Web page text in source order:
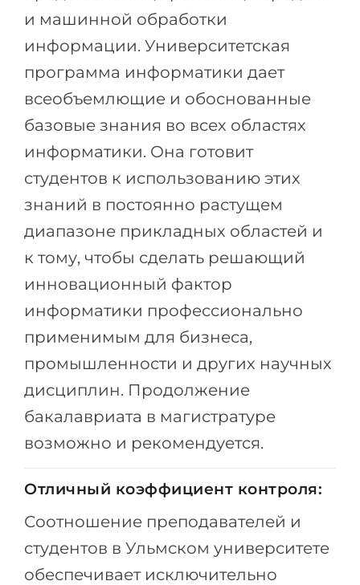
Города
Профессии
Специальности
Примеры вакансий
КАРЬЕРНОЕ ОРИЕНТИРОВАНИЕ
Тест Голланда
Тест Карта Интересов
Тест RIASEC
на
100%
Наши студенты успешно поступают
КОНСУЛЬТАЦИЯ!
Медицина
Менеджмент
Другая специальность
ПОСТУПАЕМ ИЗ...
Россия
Украина
Казахстан
Азербайджан
ЗАПИСАТЬСЯ НА КОНСУЛЬТАЦИЮ
и машинной обработки
информации. Университетская
программа информатики дает
всеобъемлющие и обоснованные
базовые знания во всех областях
информатики. Она готовит
студентов к использованию этих
знаний в постоянно растущем
диапазоне прикладных областей и
к тому, чтобы сделать решающий
инновационный фактор
информатики профессионально
применимым для бизнеса,
промышленности и других научных
дисциплин. Продолжение
бакалавриата в магистратуре
возможно и рекомендуется.
Отличный коэффициент контроля:
Соотношение преподавателей и
студентов в Ульмском университете
обеспечивает исключительно